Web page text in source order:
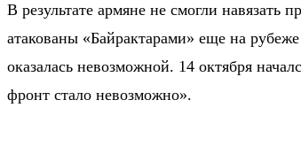
В результате армяне не смогли навязать
атакованы «Байрактарами» еще на
оказалась невозможной. 14 октября
фронт стало невозможно».